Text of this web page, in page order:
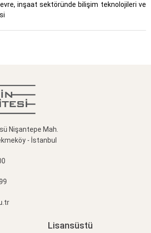
inşaat sektöründe bilişim teknolojileri ve
Nişantepe Mah.
- İstanbul
Lisansüstü